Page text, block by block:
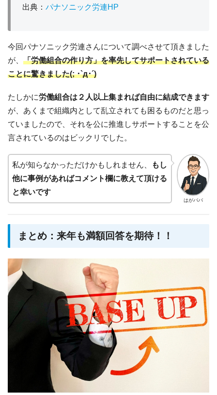
出典： パナソニック労連HP
今回パナソニック労連さんについて調べさせて頂きました
が、 「労働組合の作り方」を率先してサポートされている
ことに驚きました(; ･`д･´)
たしかに労働組合は２人以上集まれば自由に結成できます
が、あくまで組織内として乱立されても困るものだと思っ
ていましたので、それを公に推進しサポートすることを公
言されているのはビックリでした。
はがパパ
私が知らなかっただけかもしれません、
もし
他に事例があればコメント欄に教えて頂ける
と幸いです
まとめ：来年も満額回答を期待！！